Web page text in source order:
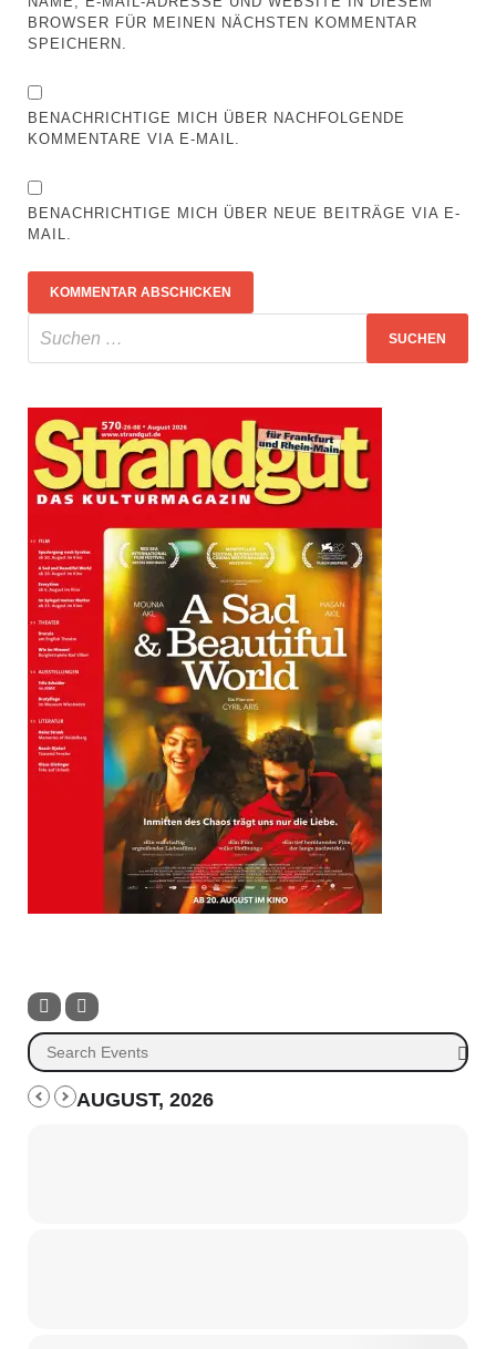
BROWSER FÜR MEINEN NÄCHSTEN KOMMENTAR
SPEICHERN.
BENACHRICHTIGE MICH ÜBER NACHFOLGENDE
KOMMENTARE VIA E-MAIL.
BENACHRICHTIGE MICH ÜBER NEUE BEITRÄGE VIA E-
MAIL.
AUGUST, 2026